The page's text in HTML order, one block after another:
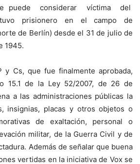
puede considerar víctima del
prisionero en el campo de
de Berlín) desde el 31 de julio de
1945.
y Cs, que fue finalmente aprobada,
15.1 de la Ley 52/2007, de 26 de
a las administraciones públicas la
insignias, placas y otros objetos o
de exaltación, personal o
militar, de la Guerra Civil y de
Además de señalar que buena
vertidas en la iniciativa de Vox se